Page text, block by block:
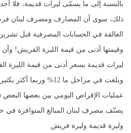
بالنسبة إلى ما يسمّى ليرات قديمة، فلا
ذلك، سوى أن المصارف ومصرف لبنان
وقيمتها أدنى من قيمة الليرة الفريش!
وبلغت في مراحل ما 12%
عمليات الإقراض اليومي بين بعضها البعض
يصنّف مصرف لبنان المبالغ المتوافرة في
وليرة قديمة وليرة فريش